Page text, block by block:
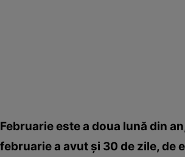
Februarie este a doua lună din
februarie a avut şi 30 de zile, de